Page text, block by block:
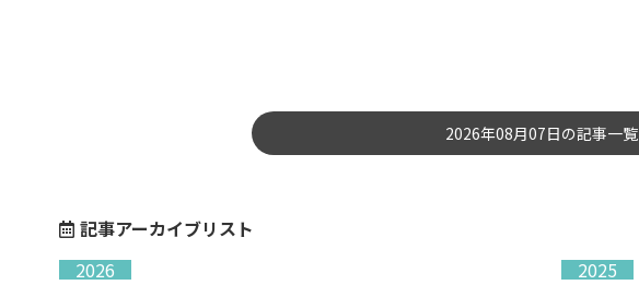
2026年08月07日の記事一覧
記事アーカイブリスト
2026
2025